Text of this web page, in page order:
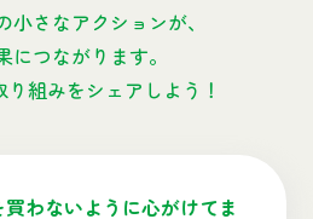
小さなアクションが、
につながります。
組みをシェアしよう！
わないように心がけてま